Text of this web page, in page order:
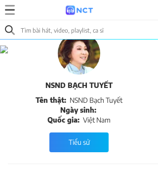
NSND BẠCH TUYẾT
Tên thật: NSND Bạch Tuyết
Ngày sinh:
Quốc gia: Việt Nam
Tiểu sử